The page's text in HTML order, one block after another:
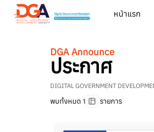
หน้าแรก
DGA Announce
ประกาศ
DIGITAL GOVERNMENT
พบทั้งหมด 1 รายการ